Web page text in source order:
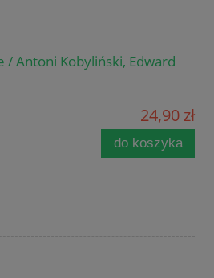
/ Antoni Kobyliński, Edward
24,90 zł
do koszyka